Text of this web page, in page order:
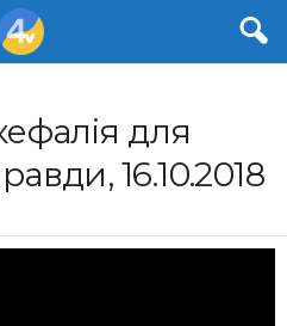
для
16.10.2018